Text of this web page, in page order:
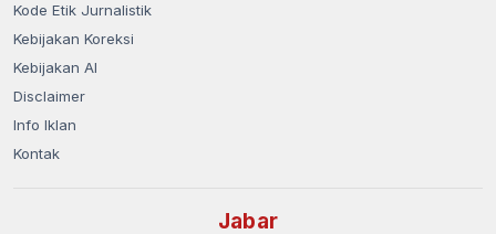
Kode Etik Jurnalistik
Kebijakan Koreksi
Kebijakan AI
Disclaimer
Info Iklan
Kontak
Jabar